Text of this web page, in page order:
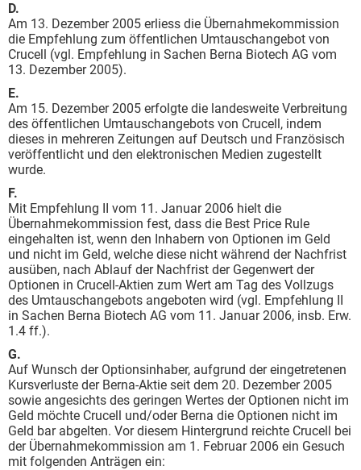
D.
Am 13. Dezember 2005 erliess die Übernahmekommission
die Empfehlung zum öffentlichen Umtauschangebot von
Crucell (vgl. Empfehlung in Sachen Berna Biotech AG vom
13. Dezember 2005).
E.
Am 15. Dezember 2005 erfolgte die landesweite Verbreitung
des öffentlichen Umtauschangebots von Crucell, indem
dieses in mehreren Zeitungen auf Deutsch und Französisch
veröffentlicht und den elektronischen Medien zugestellt
wurde.
F.
Mit Empfehlung II vom 11. Januar 2006 hielt die
Übernahmekommission fest, dass die Best Price Rule
eingehalten ist, wenn den Inhabern von Optionen im Geld
und nicht im Geld, welche diese nicht während der Nachfrist
ausüben, nach Ablauf der Nachfrist der Gegenwert der
Optionen in Crucell-Aktien zum Wert am Tag des Vollzugs
des Umtauschangebots angeboten wird (vgl. Empfehlung II
in Sachen Berna Biotech AG vom 11. Januar 2006, insb. Erw.
1.4 ff.).
G.
Auf Wunsch der Optionsinhaber, aufgrund der eingetretenen
Kursverluste der Berna-Aktie seit dem 20. Dezember 2005
sowie angesichts des geringen Wertes der Optionen nicht im
Geld möchte Crucell und/oder Berna die Optionen nicht im
Geld bar abgelten. Vor diesem Hintergrund reichte Crucell bei
der Übernahmekommission am 1. Februar 2006 ein Gesuch
mit folgenden Anträgen ein: